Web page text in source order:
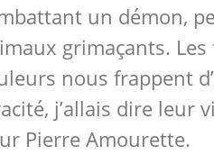
un démon,
grimaçants.
nous frappent
j’allais dire leur
Pierre Amourette.